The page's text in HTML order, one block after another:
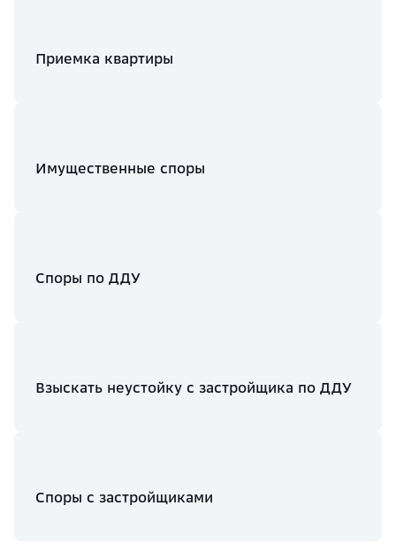
Приемка квартиры
Имущественные споры
Споры по ДДУ
Взыскать неустойку с застройщика по ДДУ
Споры с застройщиками